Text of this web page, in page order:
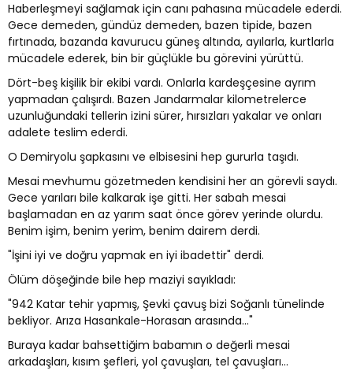
Haberleşmeyi sağlamak için canı pahasına mücadele ederdi.
Gece demeden, gündüz demeden, bazen tipide, bazen
fırtınada, bazanda kavurucu güneş altında, ayılarla, kurtlarla
mücadele ederek, bin bir güçlükle bu görevini yürüttü.
Dört-beş kişilik bir ekibi vardı. Onlarla kardeşçesine ayrım
yapmadan çalışırdı. Bazen Jandarmalar kilometrelerce
uzunluğundaki tellerin izini sürer, hırsızları yakalar ve onları
adalete teslim ederdi.
O Demiryolu şapkasını ve elbisesini hep gururla taşıdı.
Mesai mevhumu gözetmeden kendisini her an görevli saydı.
Gece yarıları bile kalkarak işe gitti. Her sabah mesai
başlamadan en az yarım saat önce görev yerinde olurdu.
Benim işim, benim yerim, benim dairem derdi.
"İşini iyi ve doğru yapmak en iyi ibadettir" derdi.
Ölüm döşeğinde bile hep maziyi sayıkladı:
"942 Katar tehir yapmış, Şevki çavuş bizi Soğanlı tünelinde
bekliyor. Arıza Hasankale-Horasan arasında..."
Buraya kadar bahsettiğim babamın o değerli mesai
arkadaşları, kısım şefleri, yol çavuşları, tel çavuşları...